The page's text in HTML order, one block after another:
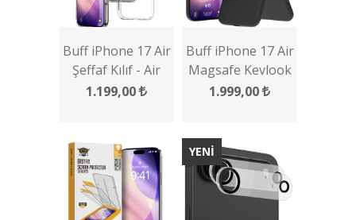
Buff iPhone 17 Air
Şeffaf Kılıf - Air
Hybrid Serisi
1.199,00
Buff iPhone 17 Air
Magsafe Kevlook
Kılıf
1.999,00
YENİ